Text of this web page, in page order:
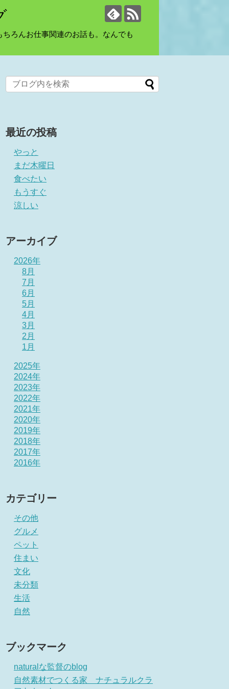
ろんお仕事関連のお話も。なんでも
最近の投稿
やっと
まだ木曜日
食べたい
もうすぐ
涼しい
アーカイブ
2026年
8月
7月
6月
5月
4月
3月
2月
1月
2025年
2024年
2023年
2022年
2021年
2020年
2019年
2018年
2017年
2016年
カテゴリー
その他
グルメ
ペット
住まい
文化
未分類
生活
自然
ブックマーク
naturalな監督のblog
自然素材でつくる家 ナチュラルクラ